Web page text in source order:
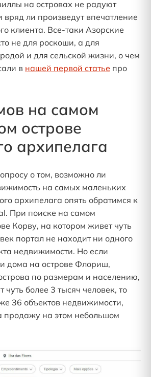
на островах не радуют
вряд ли произведут впечатление
клиента. Все-таки Азорские
не для роскоши, а для
и для сельской жизни, о чем
в нашей первой статье про
на самом
острове
архипелага
о том, возможно ли
на самых маленьких
архипелага опять обратимся к
При поиске на самом
Корву, на котором живет чуть
портал не находит ни одного
недвижимости. Но если
дома на острове Флориш,
по размерам и населению,
чуть более 3 тысяч человек, то
36 объектов недвижимости,
продажу на этом небольшом